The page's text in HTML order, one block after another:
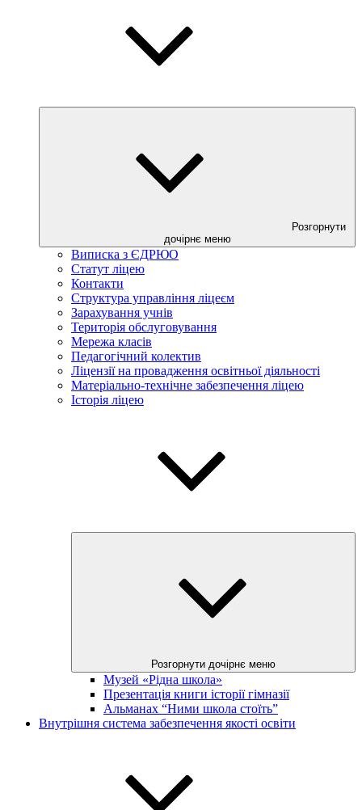
Розгорнути
дочірнє меню
Виписка з ЄДРЮО
Статут ліцею
Контакти
Структура управління ліцеєм
Зарахування учнів
Територія обслуговування
Мережа класів
Педагогічний колектив
Ліцензії на провадження освітньої діяльності
Матеріально-технічне забезпечення ліцею
Історія ліцею
Розгорнути дочірнє меню
Музей «Рідна школа»
Презентація книги історії гімназії
Альманах “Ними школа стоїть”
Внутрішня система забезпечення якості освіти